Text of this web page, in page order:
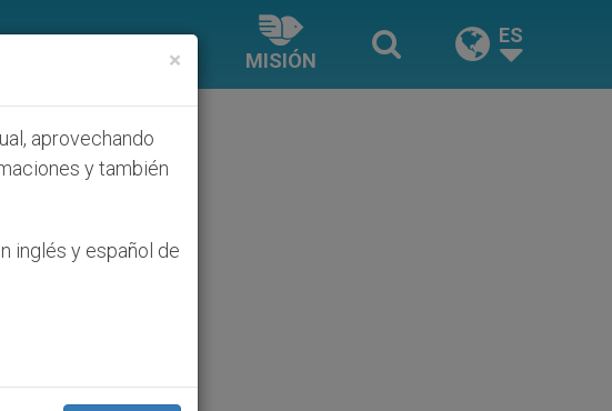
MISIÓN
ES
×
aprovechando
y también
inglés y español de